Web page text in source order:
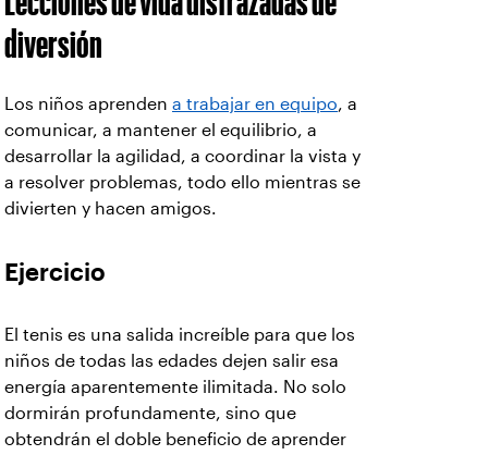
diversión
Los niños aprenden a trabajar en equipo, a
comunicar, a mantener el equilibrio, a
desarrollar la agilidad, a coordinar la vista y
a resolver problemas, todo ello mientras se
divierten y hacen amigos.
Ejercicio
El tenis es una salida increíble para que los
niños de todas las edades dejen salir esa
energía aparentemente ilimitada. No solo
dormirán profundamente, sino que
obtendrán el doble beneficio de aprender